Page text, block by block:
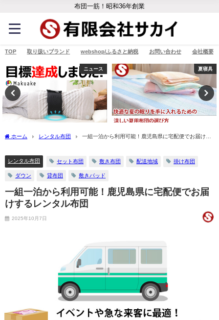
布団一筋！昭和36年創業
TOP 取り扱いブランド webshop/ふるさと納税 お問い合わせ 会社概要
ニュース 夏寝具
ホーム レンタル布団
一組一泊から利用可能！鹿児島県に宅配便でお届けす
レンタル布団 セット布団 敷き布団 配送地域 掛け布団
ダウン 貸布団 敷きパッド
一組一泊から利用可能！鹿児島県に宅配便でお届
けするレンタル布団
2025年10月7日